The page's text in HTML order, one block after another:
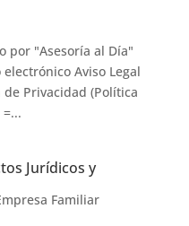
por "Asesoría al Día"
Aviso Legal
Privacidad (Política
Jurídicos y
Familiar